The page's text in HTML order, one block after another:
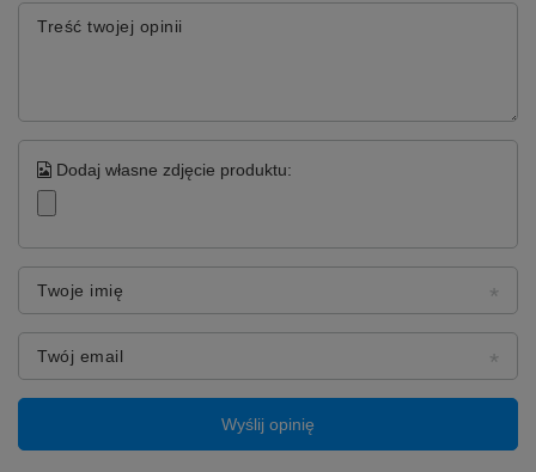
Treść twojej opinii
Dodaj własne zdjęcie produktu:
Twoje imię
Twój email
Wyślij opinię